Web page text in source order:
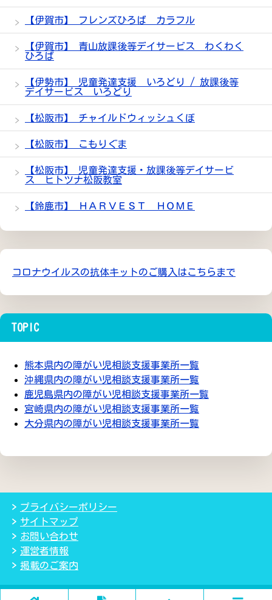
【伊賀市】 フレンズひろば カラフル
【伊賀市】 青山放課後等デイサービス わくわく
ひろば
【伊勢市】 児童発達支援 いろどり / 放課後等
デイサービス いろどり
【松阪市】 チャイルドウィッシュくぼ
【松阪市】 こもりぐま
【松阪市】 児童発達支援・放課後等デイサービ
ス ヒトツナ松阪教室
【鈴鹿市】 ＨＡＲＶＥＳＴ ＨＯＭＥ
コロナウイルスの抗体キットのご購入はこちらまで
TOPIC
熊本県内の障がい児相談支援事業所一覧
沖縄県内の障がい児相談支援事業所一覧
鹿児島県内の障がい児相談支援事業所一覧
宮崎県内の障がい児相談支援事業所一覧
大分県内の障がい児相談支援事業所一覧
プライバシーポリシー
サイトマップ
お問い合わせ
運営者情報
掲載のご案内